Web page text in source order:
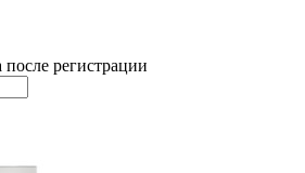
регистрации